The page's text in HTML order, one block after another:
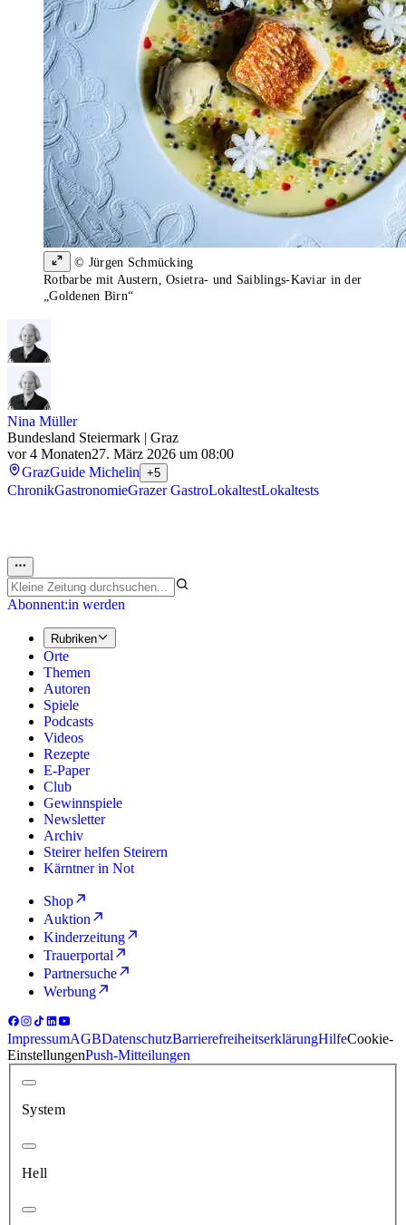
© Jürgen Schmücking
Rotbarbe mit Austern, Osietra- und Saiblings-Kaviar in der
„Goldenen Birn“
Nina Müller
Bundesland Steiermark | Graz
vor 4 Monaten27. März 2026 um 08:00
GrazGuide Michelin +5
ChronikGastronomieGrazer GastroLokaltestLokaltests
Abonnent:in werden
Rubriken
Orte
Themen
Autoren
Spiele
Podcasts
Videos
Rezepte
E-Paper
Club
Gewinnspiele
Newsletter
Archiv
Steirer helfen Steirern
Kärntner in Not
Shop
Auktion
Kinderzeitung
Trauerportal
Partnersuche
Werbung
ImpressumAGBDatenschutzBarrierefreiheitserklärungHilfeCookie-
EinstellungenPush-Mitteilungen
System
Hell